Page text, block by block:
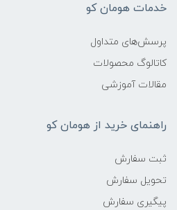
خدمات هومان کو
پرسش‌های متداول
کاتالوگ محصولات
مقالات آموزشی
راهنمای خرید از هومان کو
ثبت سفارش
تحویل سفارش
پیگیری سفارش